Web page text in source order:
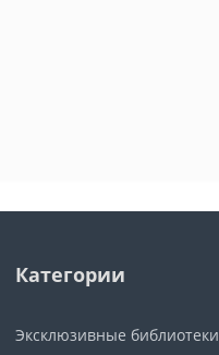
Категории
Эксклюзивные библиотеки